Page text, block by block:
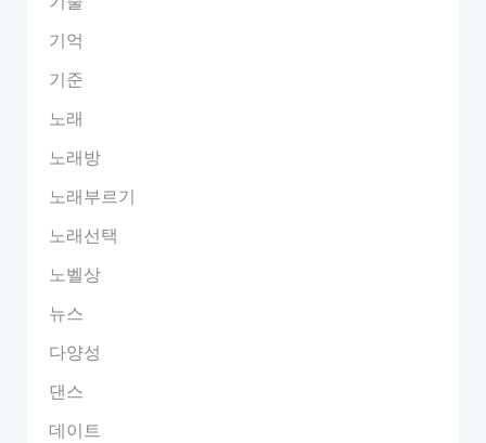
기억
기준
노래
노래방
노래부르기
노래선택
노벨상
뉴스
다양성
댄스
데이트